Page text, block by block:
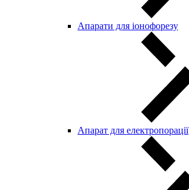
Апарати для іонофорезу
Апарат для електропорації